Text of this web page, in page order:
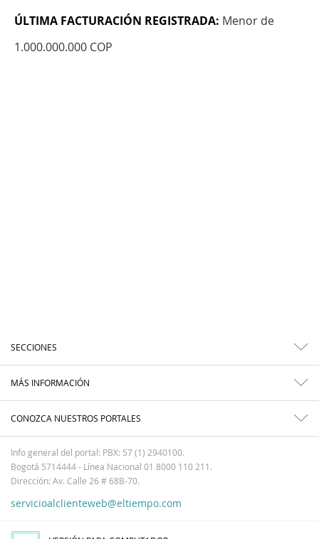
ÚLTIMA FACTURACIÓN REGISTRADA: Menor de
1.000.000.000 COP
SECCIONES
MÁS INFORMACIÓN
CONOZCA NUESTROS PORTALES
Info general del portal: PBX: 57 (1) 2940100.
Bogotá 5714444 - Línea Nacional 01 8000 110 211.
Dirección: Av. Calle 26 # 68B-70.
servicioalclienteweb@eltiempo.com